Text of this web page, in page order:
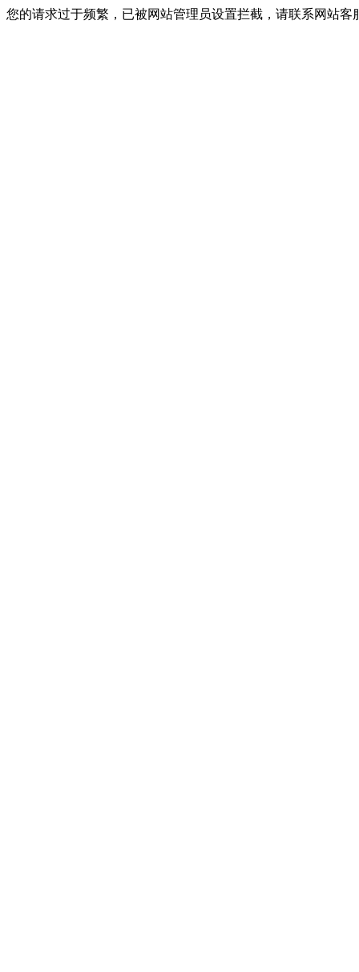
您的请求过于频繁，已被网站管理员设置拦截，请联系网站客